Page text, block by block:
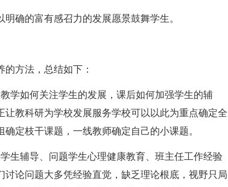
确的富有感召力的发展愿景鼓舞学生。
方法，总结如下：
如何关注学生的发展，课后如何加强学生的辅
教科研为学校发展服务学校可以以此为重点确定全
定枝干课题，一线教师确定自己的小课题。
辅导、问题学生心理健康教育、班主任工作经验
论问题大多凭经验直觉，缺乏理论根底，视野只局